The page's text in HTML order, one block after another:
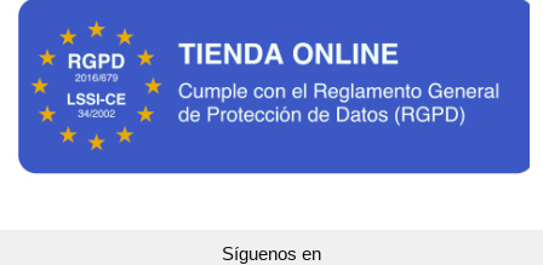
Síguenos en